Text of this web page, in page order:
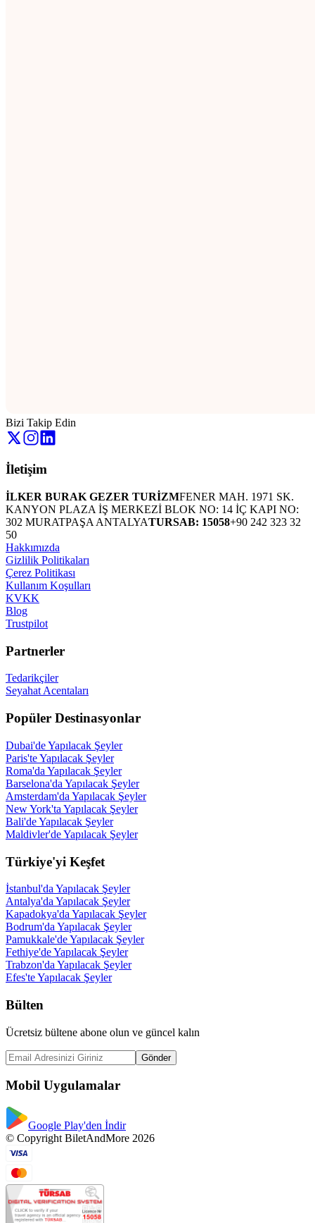
Bizi Takip Edin
İletişim
İLKER BURAK GEZER TURİZMFENER MAH. 1971 SK.
KANYON PLAZA İŞ MERKEZİ BLOK NO: 14 İÇ KAPI NO:
302 MURATPAŞA ANTALYATURSAB: 15058+90 242 323 32
50
Hakkımızda
Gizlilik Politikaları
Çerez Politikası
Kullanım Koşulları
KVKK
Blog
Trustpilot
Partnerler
Tedarikçiler
Seyahat Acentaları
Popüler Destinasyonlar
Dubai'de Yapılacak Şeyler
Paris'te Yapılacak Şeyler
Roma'da Yapılacak Şeyler
Barselona'da Yapılacak Şeyler
Amsterdam'da Yapılacak Şeyler
New York'ta Yapılacak Şeyler
Bali'de Yapılacak Şeyler
Maldivler'de Yapılacak Şeyler
Türkiye'yi Keşfet
İstanbul'da Yapılacak Şeyler
Antalya'da Yapılacak Şeyler
Kapadokya'da Yapılacak Şeyler
Bodrum'da Yapılacak Şeyler
Pamukkale'de Yapılacak Şeyler
Fethiye'de Yapılacak Şeyler
Trabzon'da Yapılacak Şeyler
Efes'te Yapılacak Şeyler
Bülten
Ücretsiz bültene abone olun ve güncel kalın
Gönder
Mobil Uygulamalar
Google Play'den İndir
© Copyright BiletAndMore 2026